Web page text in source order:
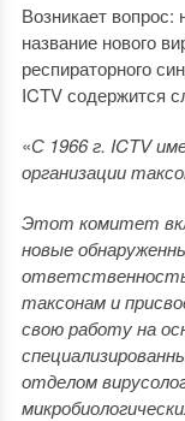
Возникает
название нового
респираторного
ICTV содержится
«С 1966 г. ICTV
организации
Этот комитет
новые
ответственность
таксонам и
свою работу на
отделом